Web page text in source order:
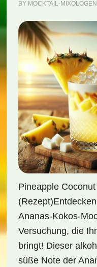
BY MOCKTAIL-
Pineapple
Ananas-Kokos-
Versuchung, die
bringt! Dieser
süße Note der